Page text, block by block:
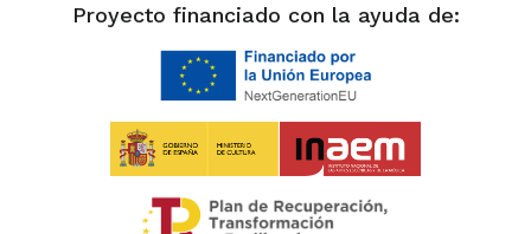
Proyecto financiado con la ayuda de: